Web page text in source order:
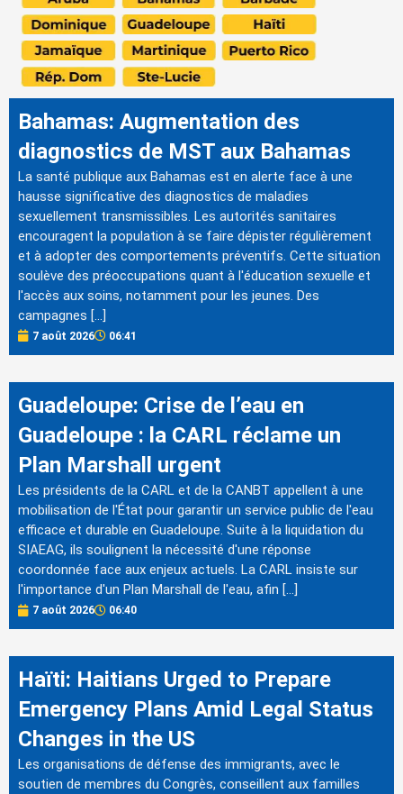
Bahamas: Augmentation des
diagnostics de MST aux Bahamas
La santé publique aux Bahamas est en alerte face à une
hausse significative des diagnostics de maladies
sexuellement transmissibles. Les autorités sanitaires
encouragent la population à se faire dépister régulièrement
et à adopter des comportements préventifs. Cette situation
soulève des préoccupations quant à l'éducation sexuelle et
l'accès aux soins, notamment pour les jeunes. Des
campagnes […]
7 août 2026 06:41
Guadeloupe: Crise de l’eau en
Guadeloupe : la CARL réclame un
Plan Marshall urgent
Les présidents de la CARL et de la CANBT appellent à une
mobilisation de l'État pour garantir un service public de l'eau
efficace et durable en Guadeloupe. Suite à la liquidation du
SIAEAG, ils soulignent la nécessité d'une réponse
coordonnée face aux enjeux actuels. La CARL insiste sur
l'importance d'un Plan Marshall de l'eau, afin […]
7 août 2026 06:40
Haïti: Haitians Urged to Prepare
Emergency Plans Amid Legal Status
Changes in the US
Les organisations de défense des immigrants, avec le
soutien de membres du Congrès, conseillent aux familles